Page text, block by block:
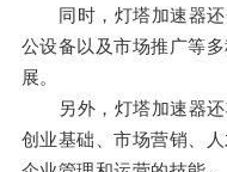
同时，灯塔加速器还
公设备以及市场推广等
展。
另外，灯塔加速器还
创业基础、市场营销、